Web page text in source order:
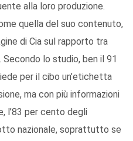
alla loro produzione.
quella del suo contenuto,
di Cia sul rapporto tra
lo studio, ben il 91
per il cibo un’etichetta
ma con più informazioni
l’83 per cento degli
nazionale, soprattutto se